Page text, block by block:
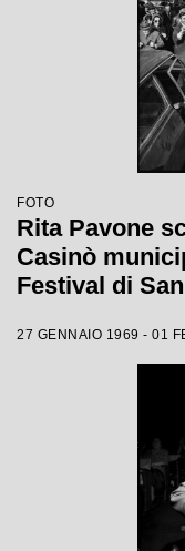
FOTO
Rita Pavone
Casinò
Festival di
27 GENNAIO 1969 - 01